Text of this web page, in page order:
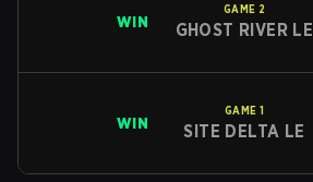
WIN
GAME 2
GHOST RIVER LE
WIN
GAME 1
SITE DELTA LE